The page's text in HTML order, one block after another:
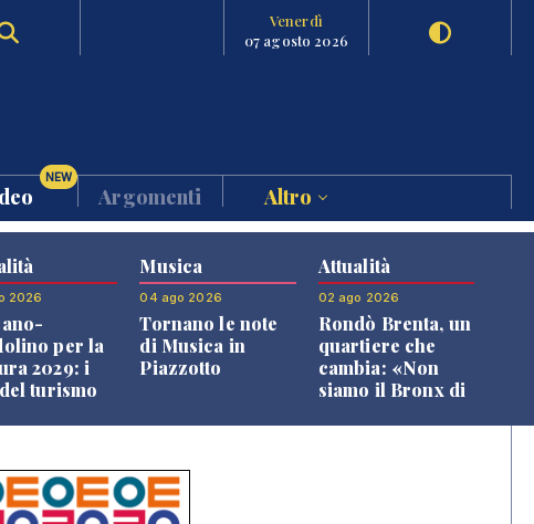
Venerdì
07 agosto 2026
NEW
Argomenti Altro
2026
per la
2029: i
turismo
Musica
04 ago 2026
Tornano le note
di Musica in
Piazzotto
Attualità
02 ago 2026
Rondò Brenta, un
quartiere che
cambia: «Non
siamo il Bronx di